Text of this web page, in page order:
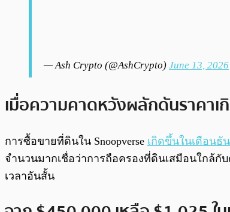
— Ash Crypto (@AshCrypto) June 13, 2026
เมื่อความคาดหวังผลักดันราคาเ
การซื้อขายที่ดินใน Snoopverse เกิดขึ้นในเดือนธั
จำนวนมากเชื่อว่าการถือครองที่ดินเสมือนใกล้กั
เวลาอันสั้น